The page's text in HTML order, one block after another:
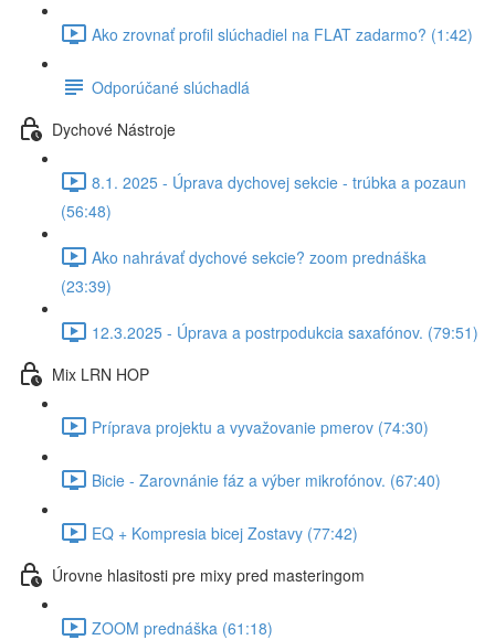
Ako zrovnať profil slúchadiel na FLAT zadarmo? (1:42)
Odporúčané slúchadlá
Dychové Nástroje
8.1. 2025 - Úprava dychovej sekcie - trúbka a pozaun
(56:48)
Ako nahrávať dychové sekcie? zoom prednáška
(23:39)
12.3.2025 - Úprava a postrpodukcia saxafónov. (79:51)
Mix LRN HOP
Príprava projektu a vyvažovanie pmerov (74:30)
Bicie - Zarovnánie fáz a výber mikrofónov. (67:40)
EQ + Kompresia bicej Zostavy (77:42)
Úrovne hlasitosti pre mixy pred masteringom
ZOOM prednáška (61:18)